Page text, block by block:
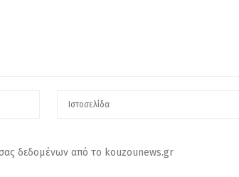
δεδομένων από το kouzounews.gr